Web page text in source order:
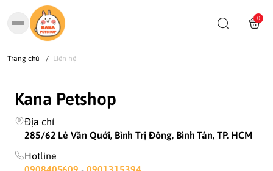
0
Trang chủ / Liên hệ
Kana Petshop
Địa chỉ
285/62 Lê Văn Quới, Bình Trị Đông, Bình Tân, TP. HCM
Hotline